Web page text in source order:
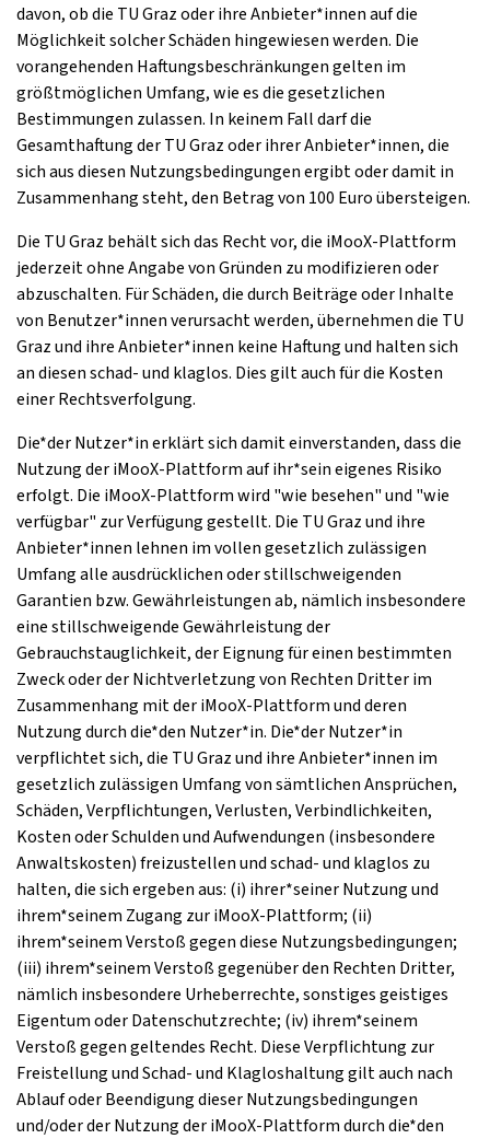
davon, ob die TU Graz oder ihre Anbieter*innen auf die
Möglichkeit solcher Schäden hingewiesen werden. Die
vorangehenden Haftungsbeschränkungen gelten im
größtmöglichen Umfang, wie es die gesetzlichen
Bestimmungen zulassen. In keinem Fall darf die
Gesamthaftung der TU Graz oder ihrer Anbieter*innen, die
sich aus diesen Nutzungsbedingungen ergibt oder damit in
Zusammenhang steht, den Betrag von 100 Euro übersteigen.
Die TU Graz behält sich das Recht vor, die iMooX-Plattform
jederzeit ohne Angabe von Gründen zu modifizieren oder
abzuschalten. Für Schäden, die durch Beiträge oder Inhalte
von Benutzer*innen verursacht werden, übernehmen die TU
Graz und ihre Anbieter*innen keine Haftung und halten sich
an diesen schad- und klaglos. Dies gilt auch für die Kosten
einer Rechtsverfolgung.
Die*der Nutzer*in erklärt sich damit einverstanden, dass die
Nutzung der iMooX-Plattform auf ihr*sein eigenes Risiko
erfolgt. Die iMooX-Plattform wird "wie besehen" und "wie
verfügbar" zur Verfügung gestellt. Die TU Graz und ihre
Anbieter*innen lehnen im vollen gesetzlich zulässigen
Umfang alle ausdrücklichen oder stillschweigenden
Garantien bzw. Gewährleistungen ab, nämlich insbesondere
eine stillschweigende Gewährleistung der
Gebrauchstauglichkeit, der Eignung für einen bestimmten
Zweck oder der Nichtverletzung von Rechten Dritter im
Zusammenhang mit der iMooX-Plattform und deren
Nutzung durch die*den Nutzer*in. Die*der Nutzer*in
verpflichtet sich, die TU Graz und ihre Anbieter*innen im
gesetzlich zulässigen Umfang von sämtlichen Ansprüchen,
Schäden, Verpflichtungen, Verlusten, Verbindlichkeiten,
Kosten oder Schulden und Aufwendungen (insbesondere
Anwaltskosten) freizustellen und schad- und klaglos zu
halten, die sich ergeben aus: (i) ihrer*seiner Nutzung und
ihrem*seinem Zugang zur iMooX-Plattform; (ii)
ihrem*seinem Verstoß gegen diese Nutzungsbedingungen;
(iii) ihrem*seinem Verstoß gegenüber den Rechten Dritter,
nämlich insbesondere Urheberrechte, sonstiges geistiges
Eigentum oder Datenschutzrechte; (iv) ihrem*seinem
Verstoß gegen geltendes Recht. Diese Verpflichtung zur
Freistellung und Schad- und Klagloshaltung gilt auch nach
Ablauf oder Beendigung dieser Nutzungsbedingungen
und/oder der Nutzung der iMooX-Plattform durch die*den